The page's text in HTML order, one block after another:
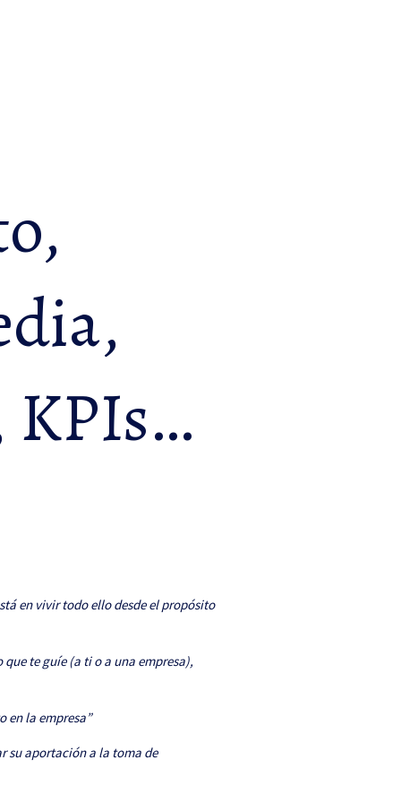
KPIs…
en vivir todo ello desde el propósito
te guíe (a ti o a una empresa),
en la empresa”
su aportación a la toma de